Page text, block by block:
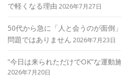
で軽くなる理由 2026年7月27日
50代から急に「人と会うのが面倒
問題ではありません 2026年7月23日
“今日は来られただけでOK”な運動
2026年7月20日